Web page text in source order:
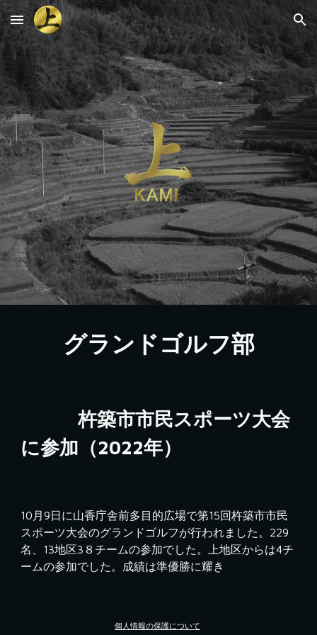
Skip to main content Skip to navigation
グランドゴルフ部
杵築市市民スポーツ大会
に参加（2022年）
10月9日に山香庁舎前多目的広場で第15回杵築市市民
スポーツ大会のグランドゴルフが行われました。229
名、13地区3８チームの参加でした。上地区からは4チ
ームの参加でした。成績は準優勝に耀き
個人情報の保護について